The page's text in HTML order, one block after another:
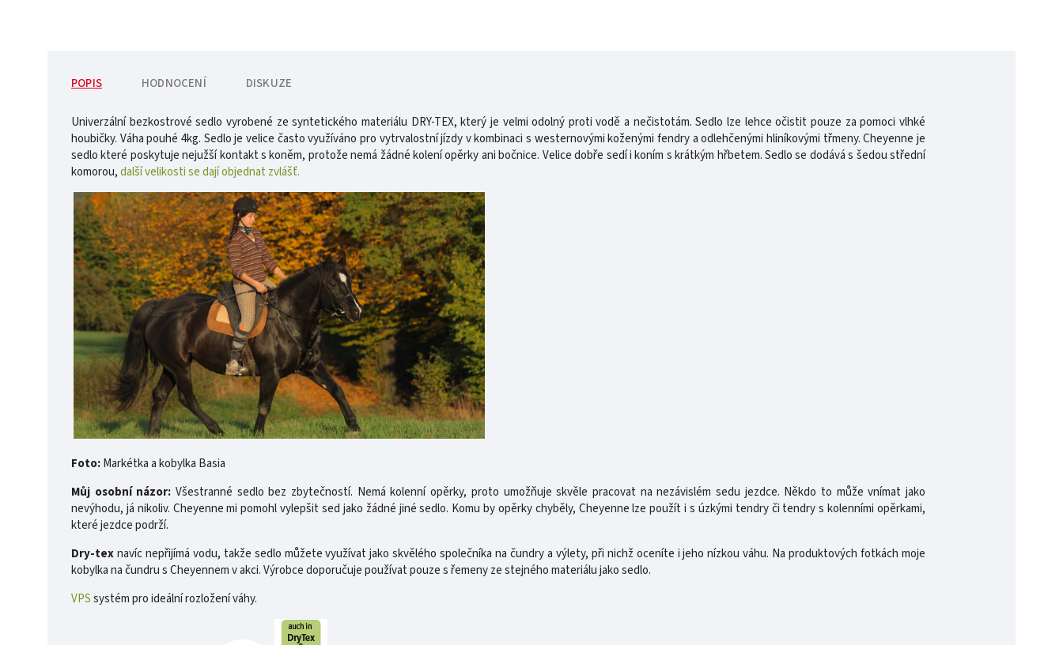
POPIS HODNOCENÍ DISKUZE
Univerzální bezkostrové sedlo vyrobené ze syntetického materiálu DRY-TEX, který je velmi odolný proti vodě a nečistotám. Sedlo lze lehce očistit pouze za pomoci vlhké
houbičky. Váha pouhé 4kg. Sedlo je velice často využíváno pro vytrvalostní jízdy v kombinaci s westernovými koženými fendry a odlehčenými hliníkovými třmeny. Cheyenne je
sedlo které poskytuje nejužší kontakt s koněm, protože nemá žádné kolení opěrky ani bočnice. Velice dobře sedí i koním s krátkým hřbetem. Sedlo se dodává s šedou střední
komorou,další velikosti se dají objednat zvlášť.
Foto:Markétka a kobylka Basia
Můj osobní názor: Všestranné sedlo bez zbytečností. Nemá kolenní opěrky, proto umožňuje skvěle pracovat na nezávislém sedu jezdce. Někdo to může vnímat jako
nevýhodu, já nikoliv. Cheyenne mi pomohl vylepšit sed jako žádné jiné sedlo. Komu by opěrky chyběly, Cheyenne lze použít i s úzkými tendry či tendry s kolenními opěrkami,
které jezdce podrží.
Dry-texnavíc nepřijímá vodu, takže sedlo můžete využívat jako skvělého společníka na čundry a výlety, při nichž oceníte i jeho nízkou váhu. Na produktových fotkách moje
kobylka na čundru s Cheyennem v akci. Výrobce doporučuje používat pouze s řemeny ze stejného materiálu jako sedlo.
VPSsystém pro ideální rozložení váhy.